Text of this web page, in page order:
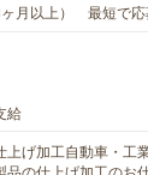
月以上） 最短で応
給
上げ加工自動車・工
品の仕上げ加工のお